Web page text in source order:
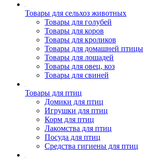
Товары для сельхоз животных
Товары для голубей
Товары для коров
Товары для кроликов
Товары для домашней птицы
Товары для лошадей
Товары для овец, коз
Товары для свиней
Товары для птиц
Домики для птиц
Игрушки для птиц
Корм для птиц
Лакомства для птиц
Посуда для птиц
Средства гигиены для птиц